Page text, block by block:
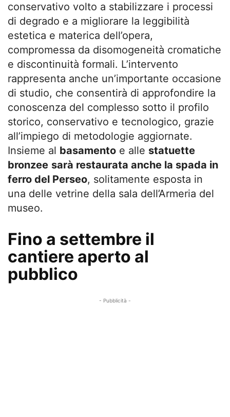
conservativo volto a stabilizzare i processi
di degrado e a migliorare la leggibilità
estetica e materica dell’opera,
compromessa da disomogeneità cromatiche
e discontinuità formali. L’intervento
rappresenta anche un’importante occasione
di studio, che consentirà di approfondire la
conoscenza del complesso sotto il profilo
storico, conservativo e tecnologico, grazie
all’impiego di metodologie aggiornate.
Insieme al basamento e alle statuette
bronzee sarà restaurata anche la spada in
ferro del Perseo, solitamente esposta in
una delle vetrine della sala dell’Armeria del
museo.
Fino a settembre il
cantiere aperto al
pubblico
- Pubblicità -